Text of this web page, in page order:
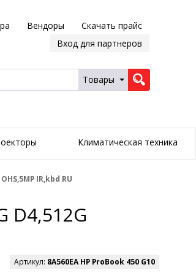
Вендоры
Скачать прайс
Вход для партнеров
Товары
Климатическая техника
IR,kbd RU
D4,512G
Артикул: 8A560EA HP ProBook 450 G10